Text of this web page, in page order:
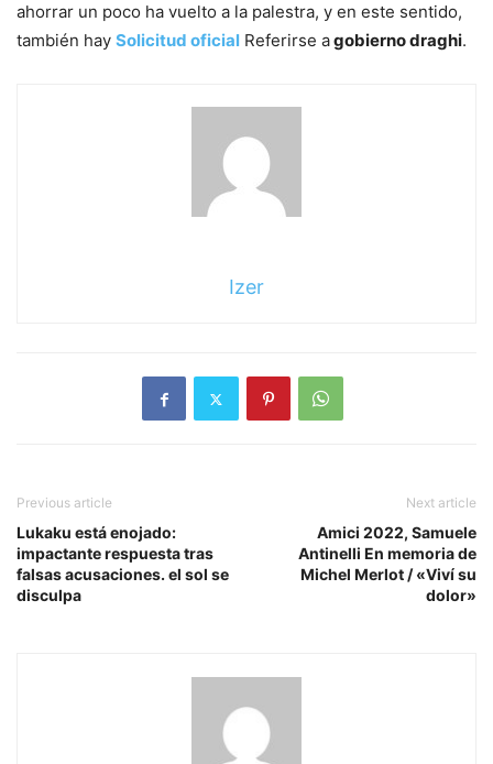
ahorrar un poco ha vuelto a la palestra, y en este sentido,
también hay Solicitud oficial Referirse agobierno draghi.
Izer
Previous article
Lukaku está enojado:
impactante respuesta tras
falsas acusaciones. el sol se
disculpa
Next article
Amici 2022, Samuele
Antinelli En memoria de
Michel Merlot / «Viví su
dolor»